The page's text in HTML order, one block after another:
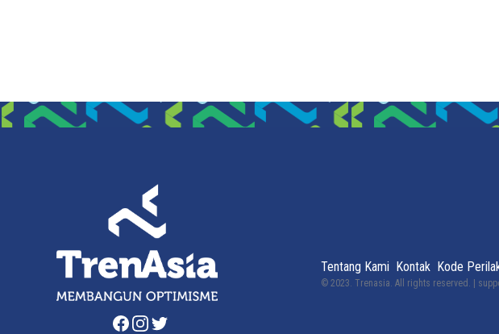
Facebook
Instagram
Twitter
Tentang Kami Kontak Kode
© 2023. Trenasia . All rights reserved. |